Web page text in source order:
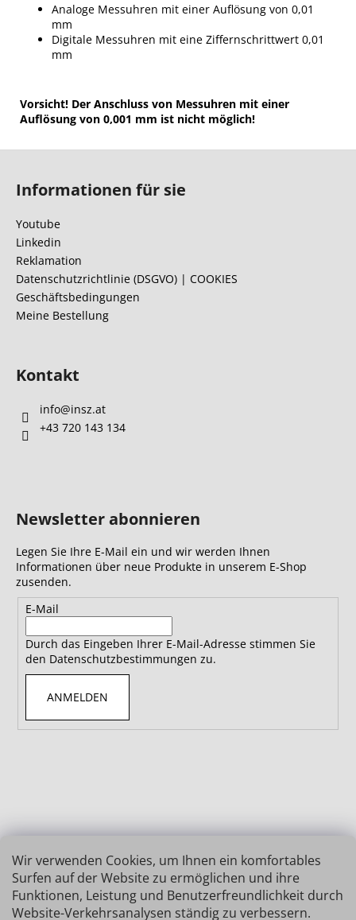
Wir verwenden Cookies, um Ihnen ein komfortables
Surfen auf der Website zu ermöglichen und ihre
Funktionen, Leistung und Benutzerfreundlichkeit durch
Website-Verkehrsanalysen ständig zu verbessern.
Analoge Messuhren mit einer Auflösung von 0,01
mm
Digitale Messuhren mit eine Ziffernschrittwert 0,01
mm
Vorsicht! Der Anschluss von Messuhren mit einer
Auflösung von 0,001 mm ist nicht möglich!
Informationen für sie
Youtube
Linkedin
Reklamation
Datenschutzrichtlinie (DSGVO) | COOKIES
Geschäftsbedingungen
Meine Bestellung
Kontakt
info@insz.at
+43 720 143 134
Newsletter abonnieren
Legen Sie Ihre E-Mail ein und wir werden Ihnen
Informationen über neue Produkte in unserem E-Shop
zusenden.
E-Mail
Durch das Eingeben Ihrer E-Mail-Adresse stimmen Sie
den Datenschutzbestimmungen zu.
ANMELDEN